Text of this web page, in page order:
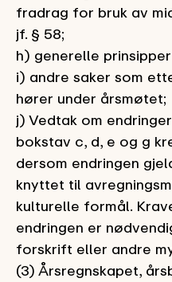
fradrag for bruk av
jf. § 58;
h) generelle
i) andre saker som
hører under årsmøtet;
j) Vedtak om
bokstav c, d, e og g
dersom endringen
knyttet til
kulturelle formål.
endringen er
forskrift eller andre
(3) Årsregnskapet,